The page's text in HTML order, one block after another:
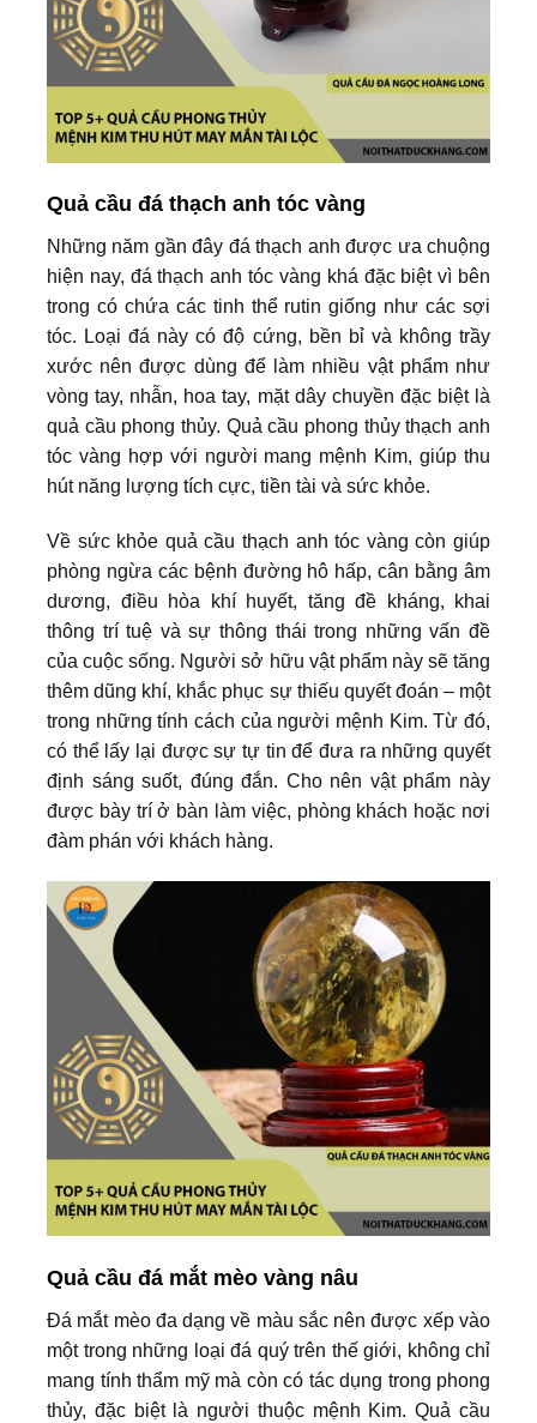
Quả cầu đá thạch anh tóc vàng
Những năm gần đây đá thạch anh được ưa chuộng
hiện nay, đá thạch anh tóc vàng khá đặc biệt vì bên
trong có chứa các tinh thể rutin giống như các sợi
tóc. Loại đá này có độ cứng, bền bỉ và không trầy
xước nên được dùng để làm nhiều vật phẩm như
vòng tay, nhẫn, hoa tay, mặt dây chuyền đặc biệt là
quả cầu phong thủy. Quả cầu phong thủy thạch anh
tóc vàng hợp với người mang mệnh Kim, giúp thu
hút năng lượng tích cực, tiền tài và sức khỏe.
Về sức khỏe quả cầu thạch anh tóc vàng còn giúp
phòng ngừa các bệnh đường hô hấp, cân bằng âm
dương, điều hòa khí huyết, tăng đề kháng, khai
thông trí tuệ và sự thông thái trong những vấn đề
của cuộc sống. Người sở hữu vật phẩm này sẽ tăng
thêm dũng khí, khắc phục sự thiếu quyết đoán – một
trong những tính cách của người mệnh Kim. Từ đó,
có thể lấy lại được sự tự tin để đưa ra những quyết
định sáng suốt, đúng đắn. Cho nên vật phẩm này
được bày trí ở bàn làm việc, phòng khách hoặc nơi
đàm phán với khách hàng.
Quả cầu đá mắt mèo vàng nâu
Đá mắt mèo đa dạng về màu sắc nên được xếp vào
một trong những loại đá quý trên thế giới, không chỉ
mang tính thẩm mỹ mà còn có tác dụng trong phong
thủy, đặc biệt là người thuộc mệnh Kim. Quả cầu